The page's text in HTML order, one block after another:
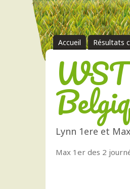
Accueil Résultats
Lynn 1ere et
Max 1er des 2